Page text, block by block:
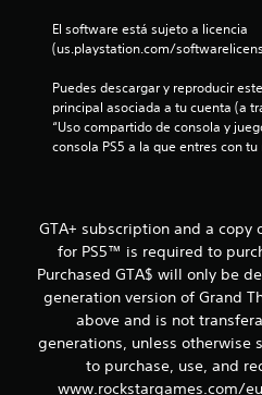
El software está sujeto a licencia
(us.playstation.com/
Puedes descargar y reproducir
principal asociada a tu cuenta (a
“Uso compartido de consola y
consola PS5 a la que entres con
GTA+ subscription and a copy
for PS5™ is required to
Purchased GTA$ will only be
generation version of Grand
above and is not
generations, unless otherwise
to purchase, use, and
www.rockstargames.com/